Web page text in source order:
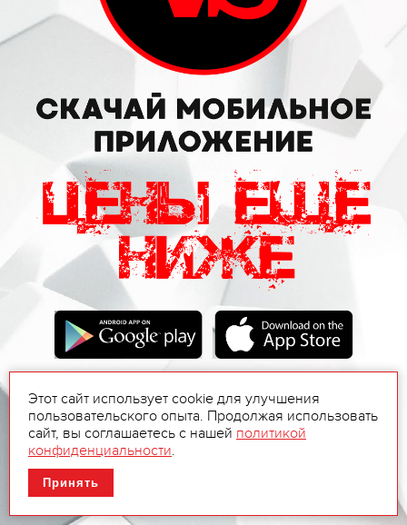
Этот сайт использует cookie для улучшения
пользовательского опыта. Продолжая использовать
сайт, вы соглашаетесь с нашей политикой
конфиденциальности.
Принять